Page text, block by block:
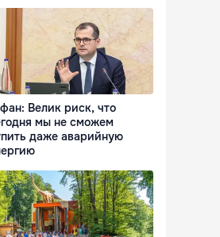
Велик риск, что
мы не сможем
даже аварийную